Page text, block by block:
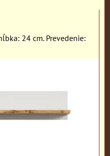
24 cm. Prevedenie: